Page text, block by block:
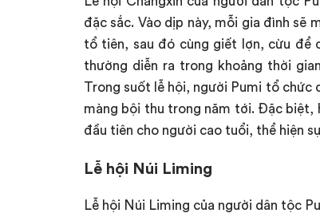
đặc sắc. Vào dịp này, mỗi gia đình sẽ
tổ tiên, sau đó cùng giết lợn, cừu để
thường diễn ra trong khoảng thời
Trong suốt lễ hội, người Pumi tổ chức
màng bội thu trong năm tới. Đặc biệt,
đầu tiên cho người cao tuổi, thể hiện
Lễ hội Núi Liming
Lễ hội Núi Liming của người dân tộc